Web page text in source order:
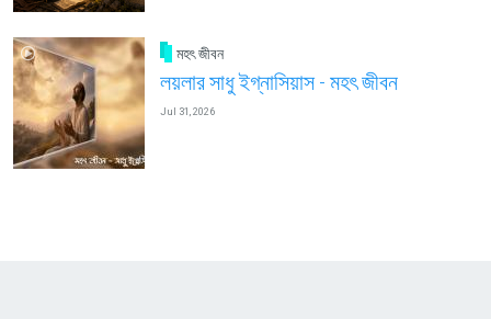
মহৎ জীবন
লয়লার সাধু ইগ্নাসিয়াস - মহৎ জীবন
Jul 31, 2026